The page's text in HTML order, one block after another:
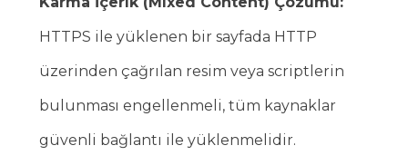
HTTPS ile yüklenen bir sayfada HTTP
üzerinden çağrılan resim veya scriptlerin
bulunması engellenmeli, tüm kaynaklar
güvenli bağlantı ile yüklenmelidir.